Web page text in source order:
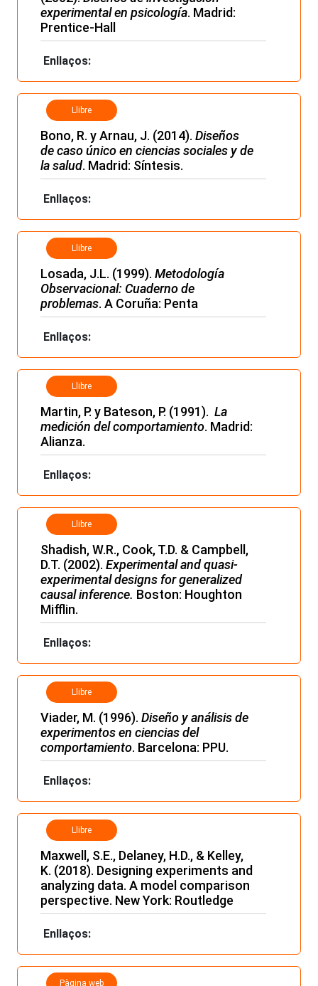
experimental en psicología. Madrid:
Prentice-Hall
Enllaços:
Llibre
Bono, R. y Arnau, J. (2014). Diseños
de caso único en ciencias sociales y de
la salud. Madrid: Síntesis.
Enllaços:
Llibre
Losada, J.L. (1999). Metodología
Observacional: Cuaderno de
problemas. A Coruña: Penta
Enllaços:
Llibre
Martin, P. y Bateson, P. (1991). La
medición del comportamiento. Madrid:
Alianza.
Enllaços:
Llibre
Shadish, W.R., Cook, T.D. & Campbell,
D.T. (2002). Experimental and quasi-
experimental designs for generalized
causal inference. Boston: Houghton
Mifflin.
Enllaços:
Llibre
Viader, M. (1996). Diseño y análisis de
experimentos en ciencias del
comportamiento. Barcelona: PPU.
Enllaços:
Llibre
Maxwell, S.E., Delaney, H.D., & Kelley,
K. (2018). Designing experiments and
analyzing data. A model comparison
perspective. New York: Routledge
Enllaços:
Pàgina web